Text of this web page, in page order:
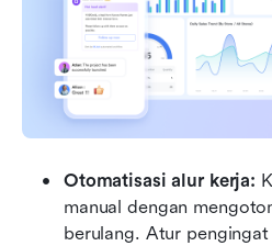
Otomatisasi alur kerja:
manual dengan
berulang. Atur